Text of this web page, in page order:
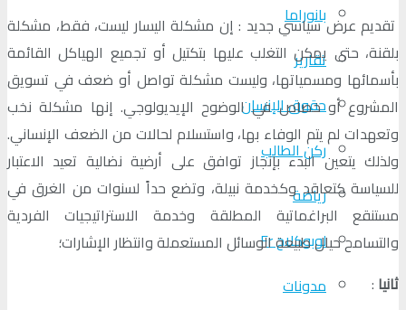
بانوراما
تقارير
حقوق الإنسان
ركن الطالب
رياضة
لوبوكلاج Fr
مدونات
تقديم عرض سياسي جديد : إن مشكلة اليسار ليست، فقط، مشكلة
بلقنة، حتى يمكن التغلب عليها بتكتيل أو تجميع الهياكل القائمة
بأسمائها ومسمياتها، وليست مشكلة تواصل أو ضعف في تسويق
المشروع أو خصاص في الوضوح الإيديولوجي. إنها مشكلة نخب
وتعهدات لم يتم الوفاء بها، واستسلام لحالات من الضعف الإنساني.
ولذلك يتعين البدء بإنجاز توافق على أرضية نضالية تعيد الاعتبار
للسياسة كتعاقد وكخدمة نبيلة، وتضع حداً لسنوات من الغرق في
مستنقع البراغماتية المطلقة وخدمة الاستراتيجيات الفردية
والتسامح حيال طبيعة الوسائل المستعملة وانتظار الإشارات؛
ثانيا :